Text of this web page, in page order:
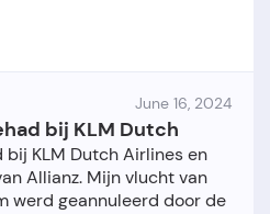
June 16, 2024
bij KLM Dutch
KLM Dutch Airlines en
Allianz. Mijn vlucht van
werd geannuleerd door de